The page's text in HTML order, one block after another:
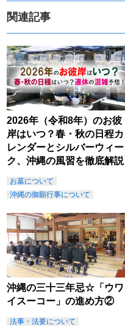
関連記事
2026年（令和8年）のお彼
岸はいつ？春・秋の日程カ
レンダーとシルバーウィー
ク、沖縄の風習を徹底解説
お墓について
沖縄の御願行事について
沖縄の三十三年忌☆「ウワ
イスーコー」の進め方②
法事・法要について